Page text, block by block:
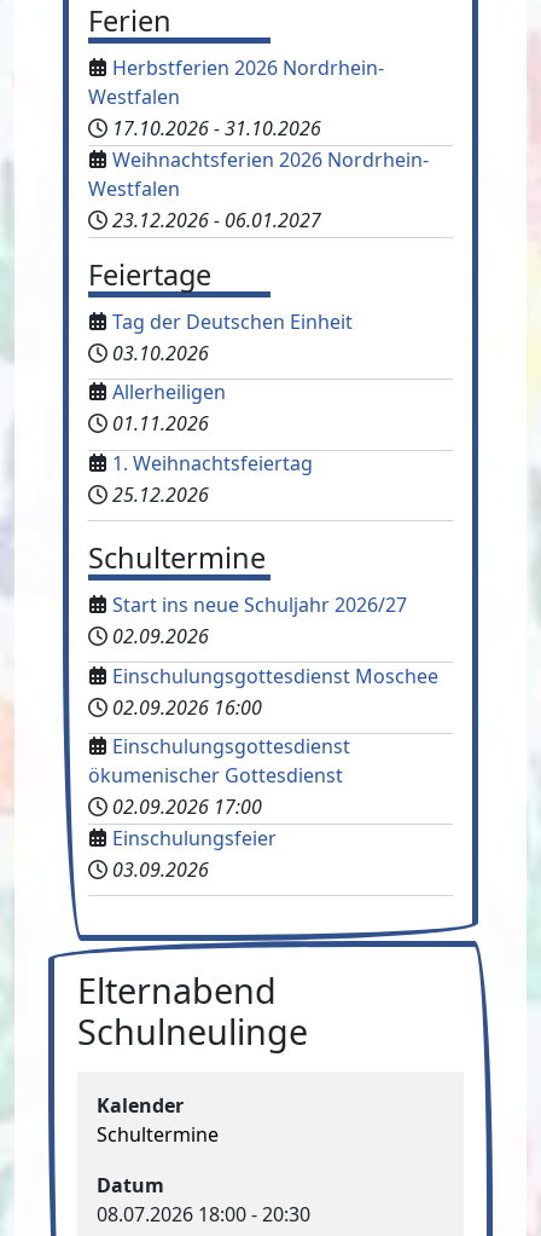
Ferien
Herbstferien 2026 Nordrhein-
Westfalen
17.10.2026-31.10.2026
Weihnachtsferien 2026 Nordrhein-
Westfalen
23.12.2026- 06.01.2027
Feiertage
Tag der Deutschen Einheit
03.10.2026
Allerheiligen
01.11.2026
1. Weihnachtsfeiertag
25.12.2026
Schultermine
Start ins neue Schuljahr 2026/27
02.09.2026
Einschulungsgottesdienst Moschee
02.09.2026 16:00
Einschulungsgottesdienst
ökumenischer Gottesdienst
02.09.2026 17:00
Einschulungsfeier
03.09.2026
Elternabend
Schulneulinge
Kalender
Schultermine
Datum
08.07.2026 18:00-20:30